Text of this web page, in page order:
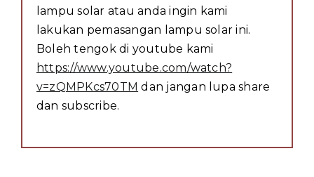
lampu solar atau anda ingin kami
lakukan pemasangan lampu solar ini.
Boleh tengok di youtube kami
https://www.youtube.com/watch?
v=zQMPKcs70TM dan jangan lupa share
dan subscribe.